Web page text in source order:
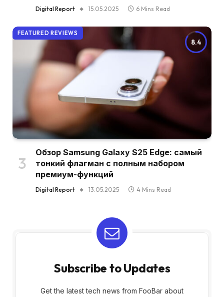
Digital Report 15.05.2025 6 Mins Read
8.4
FEATURED REVIEWS
Обзор Samsung Galaxy S25 Edge: самый
тонкий флагман с полным набором
премиум-функций
Digital Report 13.05.2025 4 Mins Read
Subscribe to Updates
Get the latest tech news from FooBar about